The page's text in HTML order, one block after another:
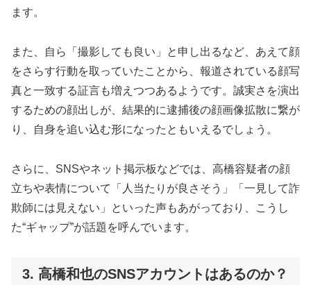
ます。
また、自ら「撮影しても良い」と申し出るなど、あえて顔
をさらす行動を取っていたことから、報道されている顔写
真と一致する証言も増えつつあるようです。誠実さを演出
するための顔出しが、結果的に逮捕後の顔画像拡散に繋が
り、自身を追い込む形になったともいえるでしょう。
さらに、SNSやネット掲示板などでは、高橋容疑者の顔
立ちや表情について「人当たりが良さそう」「一見して詐
欺師には見えない」といった声もあがっており、こうし
た“ギャップ”が話題を呼んでいます。
3. 高橋和也のSNSアカウントはあるのか？